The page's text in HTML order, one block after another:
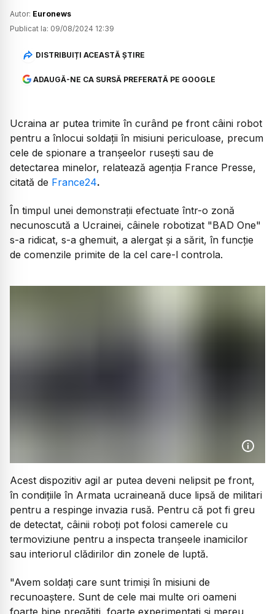
Autor: Euronews
Publicat la: 09/08/2024 12:39
DISTRIBUIȚI ACEASTĂ ȘTIRE
ADAUGĂ-NE CA SURSĂ PREFERATĂ PE GOOGLE
Ucraina ar putea trimite în curând pe front câini robot
pentru a înlocui soldații în misiuni periculoase, precum
cele de spionare a tranșeelor rusești sau de
detectarea minelor, relatează agenția France Presse,
citată de France24.
În timpul unei demonstrații efectuate într-o zonă
necunoscută a Ucrainei, câinele robotizat "BAD One"
s-a ridicat, s-a ghemuit, a alergat și a sărit, în funcție
de comenzile primite de la cel care-l controla.
Acest dispozitiv agil ar putea deveni nelipsit pe front,
în condițiile în Armata ucraineană duce lipsă de militari
pentru a respinge invazia rusă. Pentru că pot fi greu
de detectat, câinii roboți pot folosi camerele cu
termoviziune pentru a inspecta tranșeele inamicilor
sau interiorul clădirilor din zonele de luptă.
"Avem soldați care sunt trimiși în misiuni de
recunoaștere. Sunt de cele mai multe ori oameni
foarte bine pregătiți, foarte experimentați și mereu